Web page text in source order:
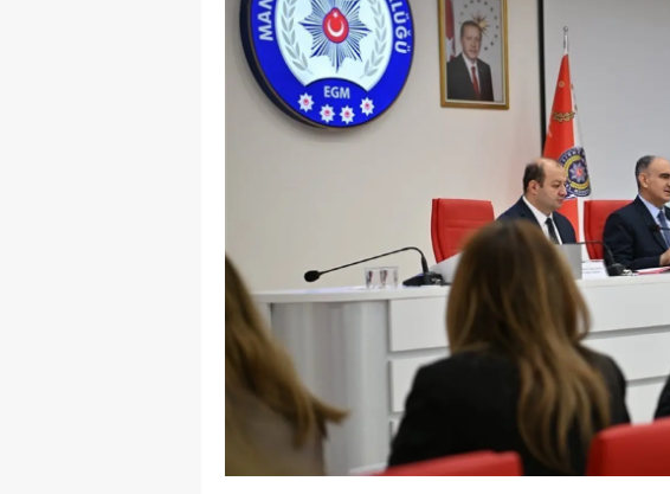
Şanlıurfa
Uşak
Yozgat
Zonguldak
Aksaray
Bayburt
Karaman
Kırıkkale
Batman